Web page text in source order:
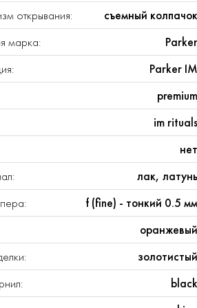
открывания:
съемный колпачок
марка:
Parker
Parker IM
premium
im rituals
нет
лак, латунь
f (fine) - тонкий 0.5 мм
оранжевый
золотистый
black